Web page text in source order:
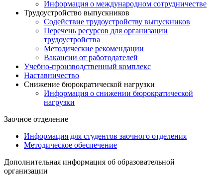
Информация о международном сотрудничестве
Трудоустройство выпускников
Содействие трудоустройству выпускников
Перечень ресурсов для организации
трудоустройства
Методические рекомендации
Вакансии от работодателей
Учебно-производственный комплекс
Наставничество
Снижение бюрократической нагрузки
Информация о снижении бюрократической
нагрузки
Заочное отделение
Информация для студентов заочного отделения
Методическое обеспечение
Дополнительная информация об образовательной
организации